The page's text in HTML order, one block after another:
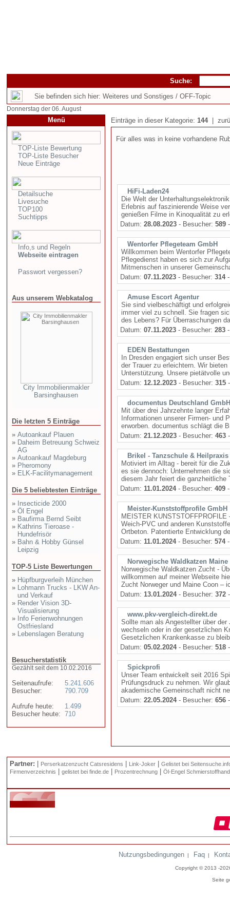
Suche:
Sie befinden sich hier: Weiteres und Sonstiges / OFF-Topic
Donnerstag der 06. August
Menü
TOP-Liste Bewertung
TOP-Liste Besucher
Neue Einträge
Detailsuche
Livesuche
TOP100
Suchtipps
Info,s und Regeln
Webseite eintragen
Passwort vergessen?
Aus unserem Webkatalog
City Immobilienmakler
Barsinghausen
Die letzten 5 Einträge
» Autoankauf Plauen
» Daheim Betreuung Schweiz
AG
» Autoankauf Magdeburg
» Pheromony
» ELK-Facilitymanagement
Die 5 beliebtesten Einträge
» Insecticide 2000
» Öl Engel
» Baufirma Bernd Seibt
» Kathrins Tieroase -
Hundefrisör
» Bahn & Hobby Günsel
Leipzig
TOP-5 Liste Bewertungen
» Hüpfburgverleih München
» Lohmann Trucks - LKW An-
und Verkauf
» Render Vision 3D-
Visualisierung
» Info Ferienwohnungen
Ostfriesland
» Lebenslagen Beratung
Besucherstatistik
Gezählt seit dem 10.02.2016
Seitenaufrufe:
Besucher:
Aufrufe heute:
Besucher heute:
5.241.606
790.709
1.499
710
Einträge in dieser Kategorie: 144|
Für alles was in keine vorhandene
HiFi-Laden24
Die Welt der
Erlebnis auf faszinierende Weise
genießen Filme in Kinoqualität zu
Datum: 28.08.2023 - Besucher: 589
Wentorfer Pflegeteam GmbH
Willkommen beim Wentorfer
Pflegedienst haben es sich zur
Mitmenschen in unserer
Datum: 07.11.2023 - Besucher: 314-
Amuse Escort Agentur
Sie sind vielbeschäftigt und
immer viel zu schnell. Sie fragen
des Lebens? Für Überraschungen
Datum: 07.11.2023 - Besucher: 283
EDEN Bestattungen
In Dresden engagiert sich unser
der Trauer zu erleichtern. Wir
Unterstützung. Unsere pietätvolle
Datum: 12.12.2023 - Besucher: 315
documentus Deutschland GmbH
Mit über drei Jahrzehnte langer
Informationen unserer Firmen- und
erworben. documentus schlägt die
Datum: 21.12.2023 - Besucher: 463
Brikel - Tanzschule & Heilpraxis
Motiviert im Alltag - bereit für die
es sie dennoch: Unternehmen die
diesem Jahr feiert die ganzheitliche
Datum: 11.01.2024- Besucher: 409
Meister-Kunststoffprofile GmbH
MEISTER
Weich-PVC und anderen
Ortbeton. Patentierte Entwicklung
Datum: 11.01.2024- Besucher: 574-
Norwegische Waldkatzen
Norwegische Waldkatzen Zucht -
willkommen auf meiner Webseite
Zucht Norweger und Maine Coon –
Datum: 13.01.2024- Besucher: 372
www.pkv-vergleich-direkt.de
Sollte man als Angestellter über
wechseln oder in der gesetzlichen
Gesetzlichen Krankenkasse zu
Datum: 05.02.2024- Besucher: 518
Spickprofi
Unser Team entwickelt seit 2016
Prüfungsdruck zu nehmen. Wir
akademische Gemeinschaft nicht
Datum: 22.05.2024- Besucher: 656
Partner: Perserkatzenzucht Catsresidens Link-Joker
Gelistet bei
Firmenverzeichnis
gelistet bei finde.de Prozentrechnung Öl-Engel
Nutzungsbedingungen | Faq |
Copyright © 2013 -
Seite